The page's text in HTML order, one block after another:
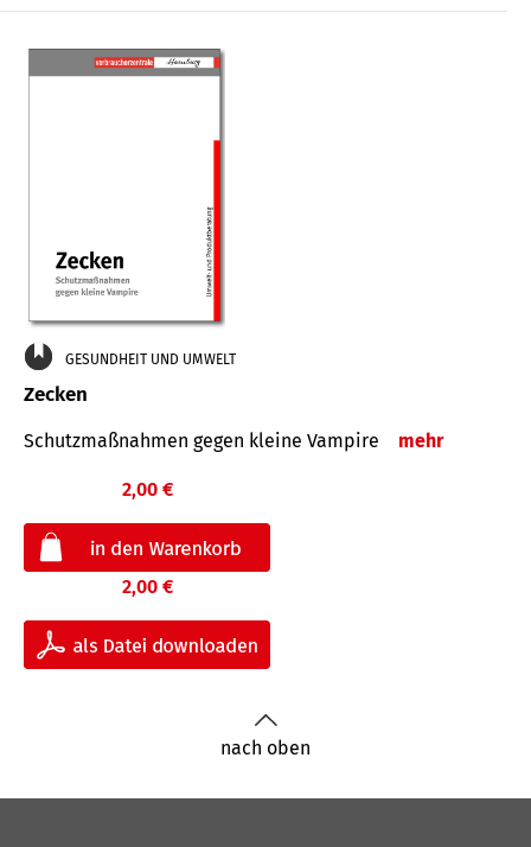
GESUNDHEIT UND UMWELT
Zecken
Schutz­maß­nahmen gegen kleine Vampire mehr
2,00 €
2,00 €
nach oben